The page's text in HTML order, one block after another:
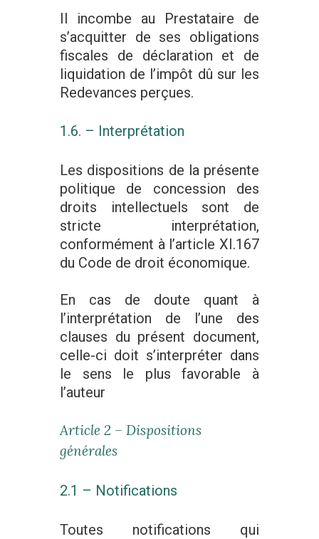
Il incombe au Prestataire de
s’acquitter de ses obligations
fiscales de déclaration et de
liquidation de l’impôt dû sur les
Redevances perçues.
1.6. – Interprétation
Les dispositions de la présente
politique de concession des
droits intellectuels sont de
stricte interprétation,
conformément à l’article XI.167
du Code de droit économique.
En cas de doute quant à
l’interprétation de l’une des
clauses du présent document,
celle-ci doit s’interpréter dans
le sens le plus favorable à
l’auteur
Article 2 – Dispositions
générales
2.1 – Notifications
Toutes notifications qui